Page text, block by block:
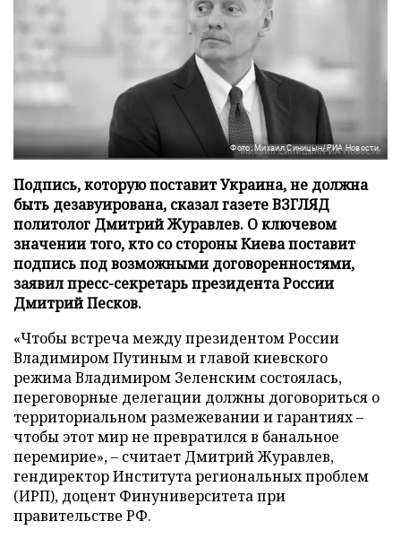
Фото: Михаил Синицын/РИА Новости
Подпись, которую поставит Украина, не должна
быть дезавуирована, сказал газете ВЗГЛЯД
политолог Дмитрий Журавлев. О ключевом
значении того, кто со стороны Киева поставит
подпись под возможными договоренностями,
заявил пресс-секретарь президента России
Дмитрий Песков.
«Чтобы встреча между президентом России
Владимиром Путиным и главой киевского
режима Владимиром Зеленским состоялась,
переговорные делегации должны договориться о
территориальном размежевании и гарантиях –
чтобы этот мир не превратился в банальное
перемирие», – считает Дмитрий Журавлев,
гендиректор Института региональных проблем
(ИРП), доцент Финуниверситета при
правительстве РФ.